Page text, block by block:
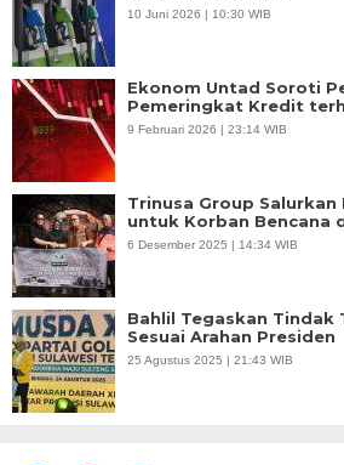
10 Juni 2026 | 10:30 WIB
Ekonom Untad Soroti
Pemeringkat Kredit
9 Februari 2026 | 23:14 WIB
Trinusa Group
untuk Korban Bencana
6 Desember 2025 | 14:34 WIB
Bahlil Tegaskan Tindak
Sesuai Arahan Presiden
25 Agustus 2025 | 21:43 WIB